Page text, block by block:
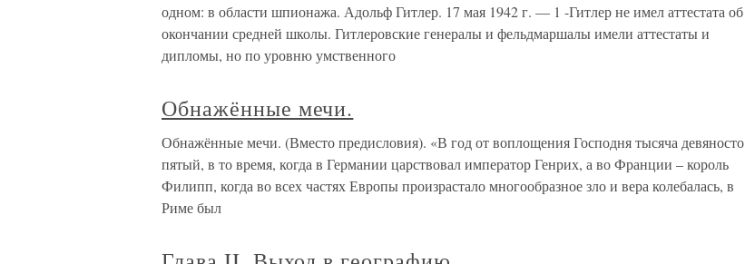
одном: в области шпионажа. Адольф Гитлер. 17 мая 1942 г. — 1 -Гитлер не имел аттестата об
окончании средней школы. Гитлеровские генералы и фельдмаршалы имели аттестаты и
дипломы, но по уровню умственного
Обнажённые мечи.
Обнажённые мечи. (Вместо предисловия). «В год от воплощения Господня тысяча девяносто
пятый, в то время, когда в Германии царствовал император Генрих, а во Франции – король
Филипп, когда во всех частях Европы произрастало многообразное зло и вера колебалась, в
Риме был